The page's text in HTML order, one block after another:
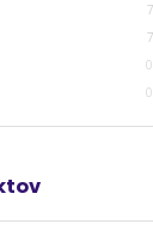
7
7
0
0